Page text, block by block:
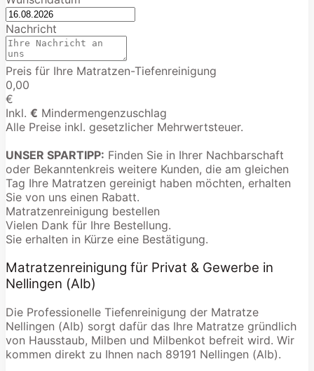
Nachricht
Preis für Ihre Matratzen-Tiefenreinigung
0,00
€
Inkl. € Mindermengenzuschlag
Alle Preise inkl. gesetzlicher Mehrwertsteuer.
UNSER SPARTIPP: Finden Sie in Ihrer Nachbarschaft
oder Bekanntenkreis weitere Kunden, die am gleichen
Tag Ihre Matratzen gereinigt haben möchten, erhalten
Sie von uns einen Rabatt.
Matratzenreinigung bestellen
Vielen Dank für Ihre Bestellung.
Sie erhalten in Kürze eine Bestätigung.
Matratzenreinigung für Privat & Gewerbe in
Nellingen (Alb)
Die Professionelle Tiefenreinigung der Matratze
Nellingen (Alb) sorgt dafür das Ihre Matratze gründlich
von Hausstaub, Milben und Milbenkot befreit wird. Wir
kommen direkt zu Ihnen nach 89191 Nellingen (Alb).